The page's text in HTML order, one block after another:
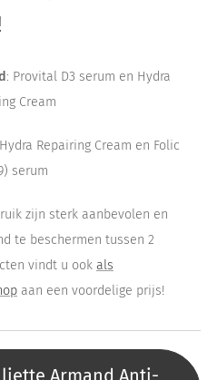
: Provital D3 serum en Hydra
Cream
Repairing Cream en Folic
serum
zijn sterk aanbevolen en
te beschermen tussen 2
vindt u ook als
aan een voordelige prijs!
Armand Anti-